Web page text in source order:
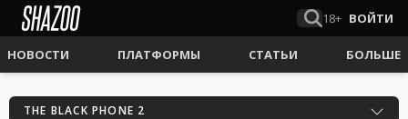
18+ ВОЙТИ
НОВОСТИ ПЛАТФОРМЫ СТАТЬИ БОЛЬШЕ
THE BLACK PHONE 2